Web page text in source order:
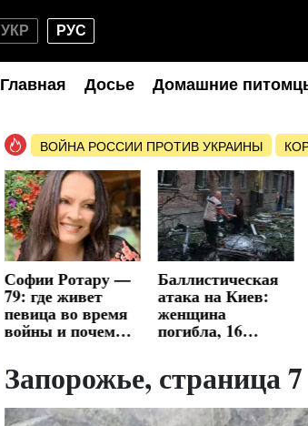
УКР РУС
Главная Досье Домашние
ВОЙНА РОССИИ ПРОТИВ УКРАИНЫ
Софии Ротару —
79: где живет
певица во время
войны и почему
покушаются на ее
отель в Ялте
Баллистическая
атака на Киев:
женщина
погибла, 16
человек ранены
Запорожье, страница 7